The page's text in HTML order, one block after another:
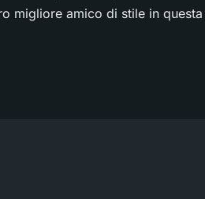
migliore amico di stile in